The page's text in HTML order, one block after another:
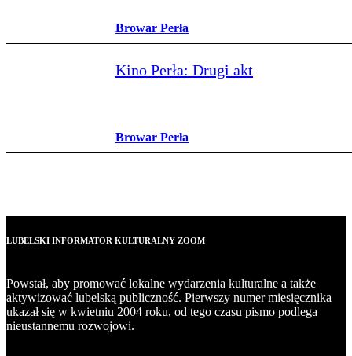
Browar Perła
Kino Perła: Drugi akt
Browar Perła
LUBELSKI INFORMATOR KULTURALNY ZOOM
Powstał, aby promować lokalne wydarzenia kulturalne a także
aktywizować lubelską publiczność. Pierwszy numer miesięcznika
ukazał się w kwietniu 2004 roku, od tego czasu pismo podlega
nieustannemu rozwojowi.